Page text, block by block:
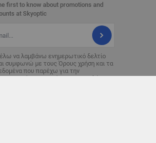
first to know about promotions and
at Skyoptic
να λαμβάνω ενημερωτικό δελτίο
συμφωνώ με τους Όρους χρήση και τα
που παρέχω για την
με σκοπό την αποστολή του